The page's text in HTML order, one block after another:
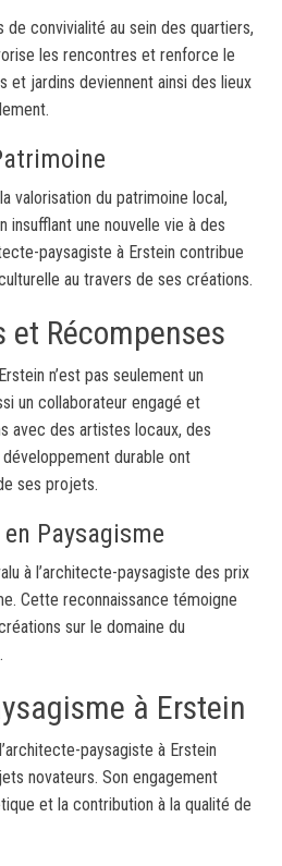
de convivialité au sein des quartiers,
les rencontres et renforce le
et jardins deviennent ainsi des lieux
valorisation du patrimoine local,
insufflant une nouvelle vie à des
paysagiste à Erstein contribue
au travers de ses créations.
et Récompenses
n’est pas seulement un
un collaborateur engagé et
avec des artistes locaux, des
durable ont
ses projets.
en Paysagisme
à l’architecte-paysagiste des prix
Cette reconnaissance témoigne
sur le domaine du
à Erstein
paysagiste à Erstein
novateurs. Son engagement
et la contribution à la qualité de